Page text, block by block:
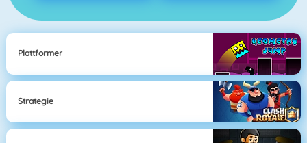
Plattformer
Strategie